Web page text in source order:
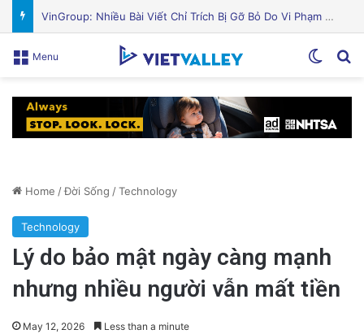
Nguyên Nhân Gây Nổ Tên Lửa Trên Bệ Phóng: Hé Lộ Từ Blue Origin
Menu
Home /Đời Sống /Technology
Technology
Lý do bảo mật ngày càng mạnh
nhưng nhiều người vẫn mất tiền
May 12, 2026 Less than a minute